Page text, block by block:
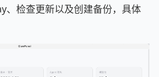
、检查更新以及创建备份，具体